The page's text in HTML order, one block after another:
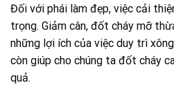
Đối với phái làm đẹp, việc cải
trọng. Giảm cân, đốt cháy mỡ
những lợi ích của việc duy trì
còn giúp cho chúng ta đốt cháy
quả.